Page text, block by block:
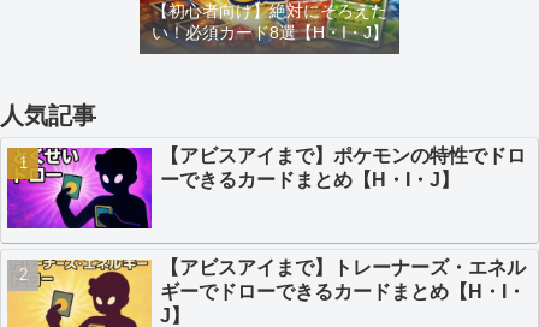
【初心者向け】絶対にそろえた
い！必須カード8選【H・I・J】
人気記事
【アビスアイまで】ポケモンの特性でドロ
ーできるカードまとめ【H・I・J】
【アビスアイまで】トレーナーズ・エネル
ギーでドローできるカードまとめ【H・I・
J】